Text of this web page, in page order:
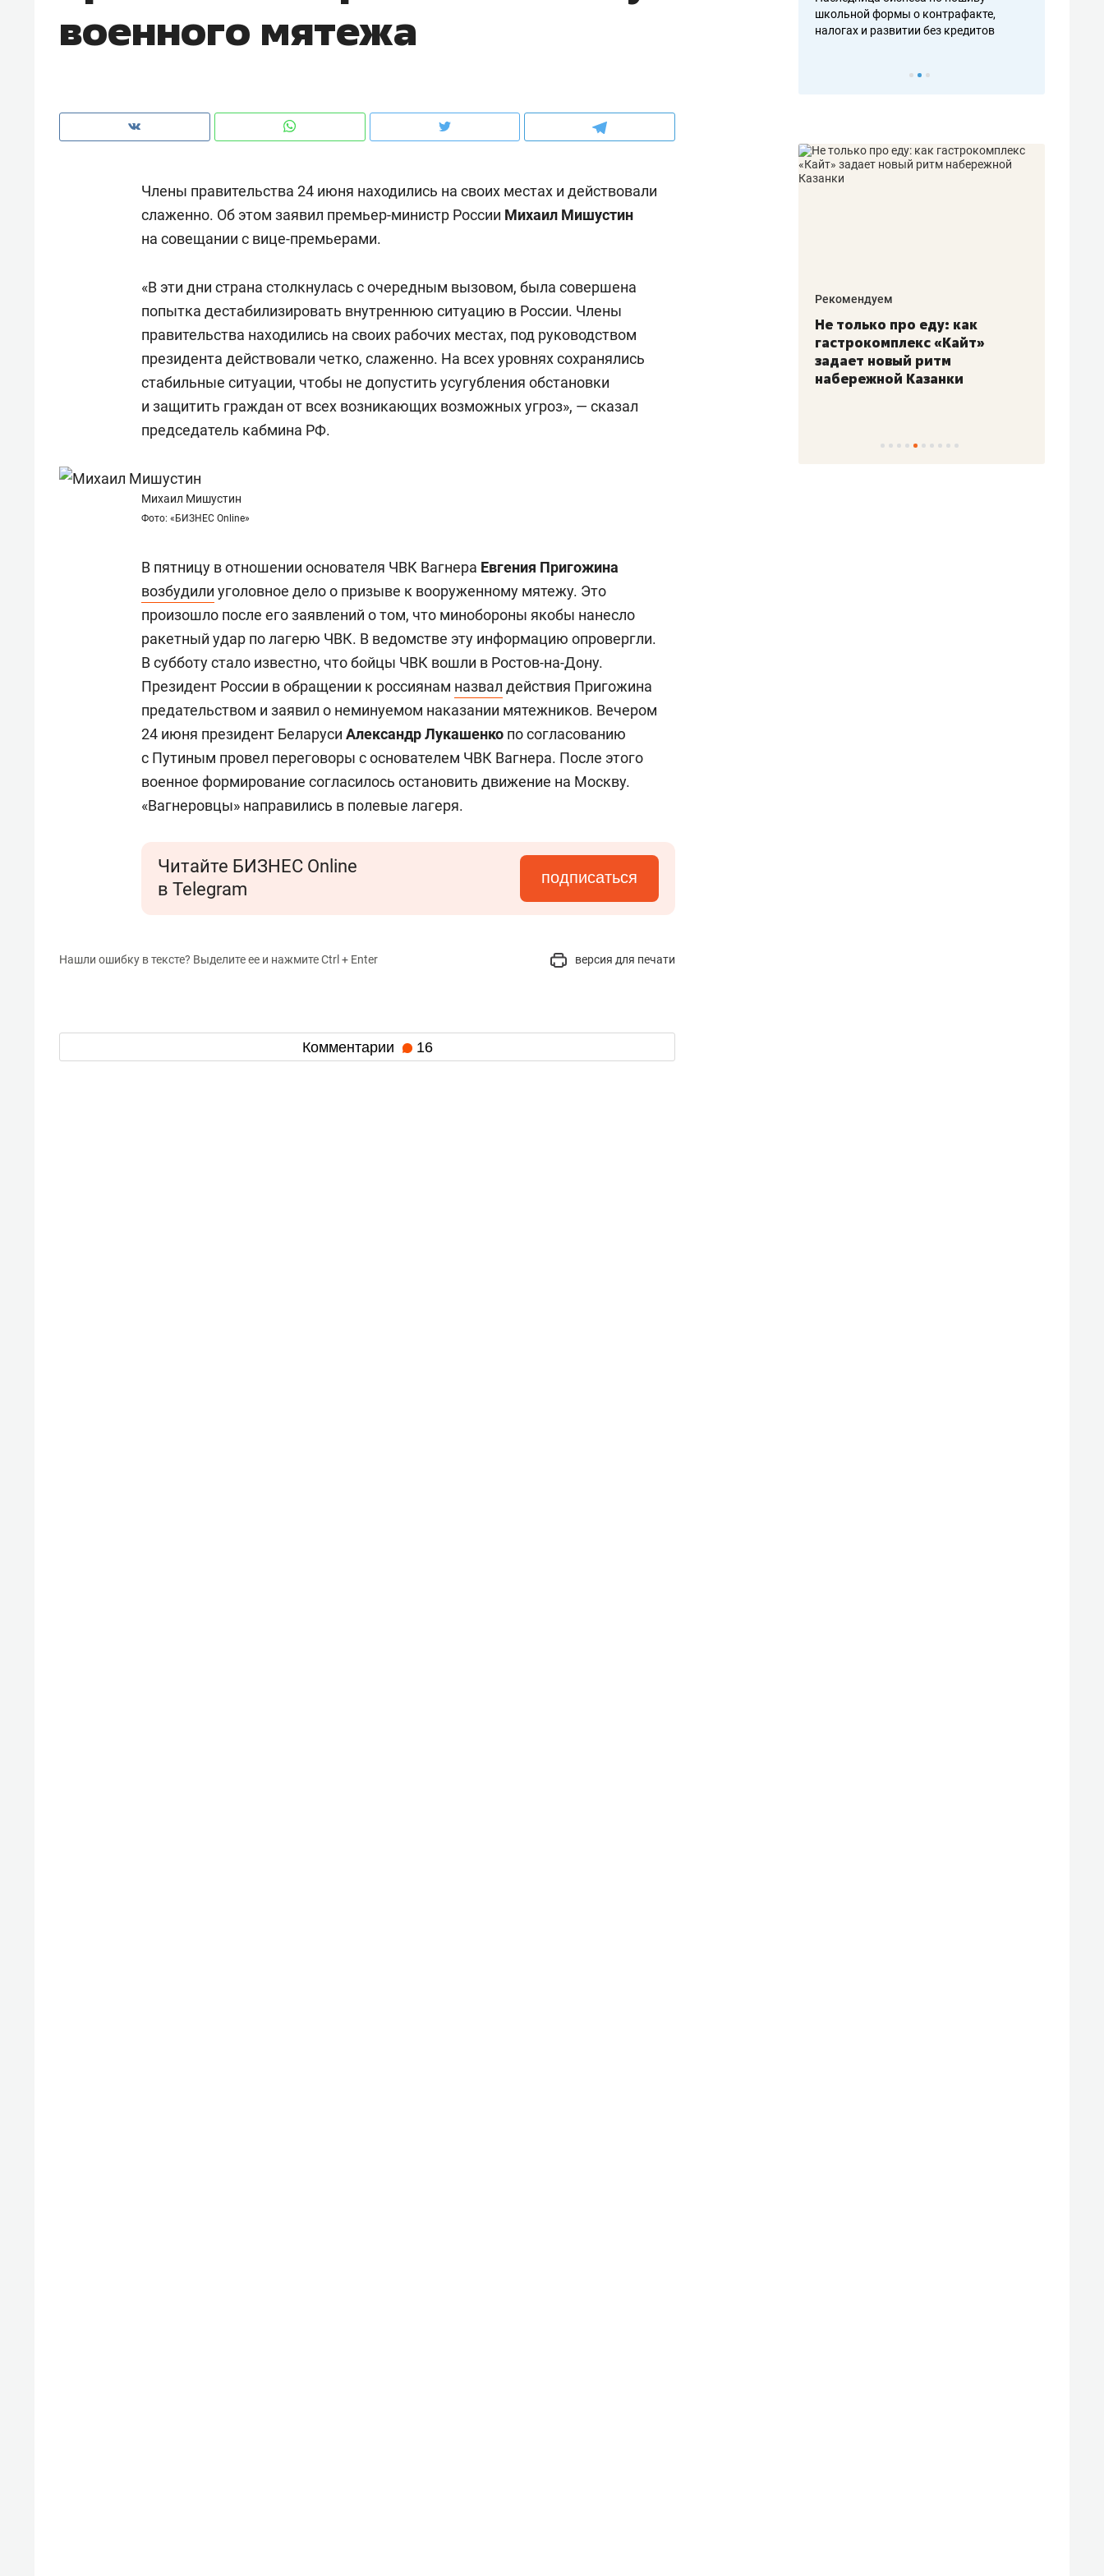
военного мятежа
Члены правительства 24 июня находились на своих местах и действовали
слаженно. Об этом заявил премьер-министр России Михаил Мишустин
на совещании с вице-премьерами.
«В эти дни страна столкнулась с очередным вызовом, была совершена
попытка дестабилизировать внутреннюю ситуацию в России. Члены
правительства находились на своих рабочих местах, под руководством
президента действовали четко, слаженно. На всех уровнях сохранялись
стабильные ситуации, чтобы не допустить усугубления обстановки
и защитить граждан от всех возникающих возможных угроз», — сказал
председатель кабмина РФ.
Михаил Мишустин
Фото: «БИЗНЕС Online»
В пятницу в отношении основателя ЧВК Вагнера Евгения Пригожина
возбудили уголовное дело о призыве к вооруженному мятежу. Это
произошло после его заявлений о том, что минобороны якобы нанесло
ракетный удар по лагерю ЧВК. В ведомстве эту информацию опровергли.
В субботу стало известно, что бойцы ЧВК вошли в Ростов-на-Дону.
Президент России в обращении к россиянам назвал действия Пригожина
предательством и заявил о неминуемом наказании мятежников. Вечером
24 июня президент Беларуси Александр Лукашенко по согласованию
с Путиным провел переговоры с основателем ЧВК Вагнера. После этого
военное формирование согласилось остановить движение на Москву.
«Вагнеровцы» направились в полевые лагеря.
Читайте БИЗНЕС Online
в Telegram
подписаться
Нашли ошибку в тексте? Выделите ее и нажмите Ctrl + Enter версия для печати
Комментарии 16
чем интересен Оман?
школьной формы о контрафакте,
налогах и развитии без кредитов
Опыт выживания в дикой
природе, работа
с ментальным и физическим
состоянием как основа
Рекомендуем
Мексика, рок-концерт
и вагон с чак-чаком: как
в Менделеевске прошла
«Гонка Героев»
Рекомендуем
30 метров»: как «Водоканал»
лечит подземные артерии
Казани
Рекомендуем
Не только про еду: как
гастрокомплекс «Кайт»
задает новый ритм
набережной Казанки